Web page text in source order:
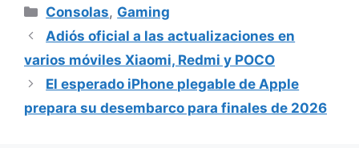
Categorías
Consolas, Gaming
Adiós oficial a las actualizaciones en
varios móviles Xiaomi, Redmi y POCO
El esperado iPhone plegable de Apple
prepara su desembarco para finales de 2026